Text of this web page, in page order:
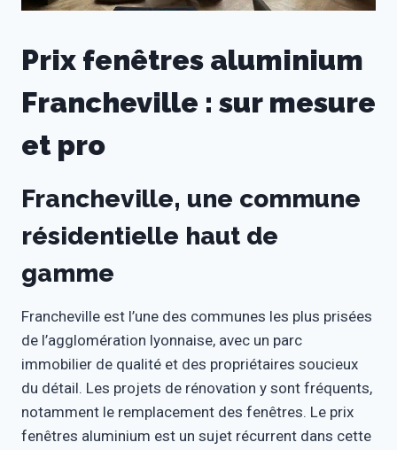
Prix fenêtres aluminium
Francheville : sur mesure
et pro
Francheville, une commune
résidentielle haut de
gamme
Francheville est l’une des communes les plus prisées
de l’agglomération lyonnaise, avec un parc
immobilier de qualité et des propriétaires soucieux
du détail. Les projets de rénovation y sont fréquents,
notamment le remplacement des fenêtres. Le prix
fenêtres aluminium est un sujet récurrent dans cette